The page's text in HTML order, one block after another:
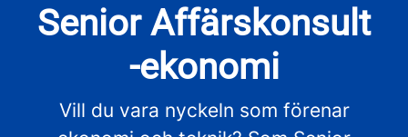
Senior Affärskonsult
-ekonomi
Vill du vara nyckeln som förenar